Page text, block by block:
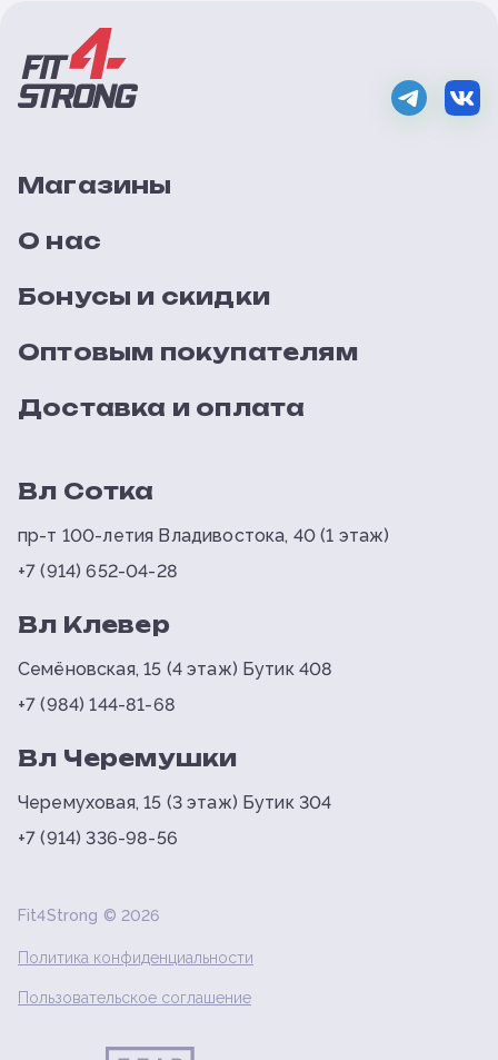
Магазины
О нас
Бонусы и скидки
Оптовым покупателям
Доставка и оплата
Вл Сотка
пр-т 100-летия Владивостока, 40 (1 этаж)
+7 (914) 652-04-28
Вл Клевер
Семёновская, 15 (4 этаж) Бутик 408
+7 (984) 144-81-68
Вл Черемушки
Черемуховая, 15 (3 этаж) Бутик 304
+7 (914) 336-98-56
Fit4Strong © 2026
Политика конфиденциальности
Пользовательское соглашение